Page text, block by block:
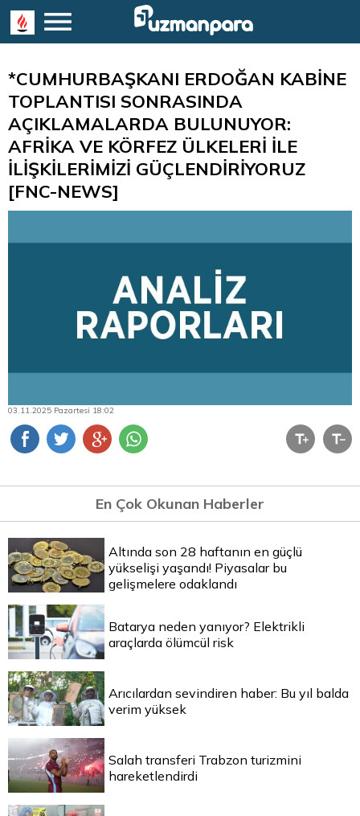
*CUMHURBAŞKANI ERDOĞAN KABİNE
TOPLANTISI SONRASINDA
AÇIKLAMALARDA BULUNUYOR:
AFRİKA VE KÖRFEZ ÜLKELERİ İLE
İLİŞKİLERİMİZİ GÜÇLENDİRİYORUZ
[FNC-NEWS]
03.11.2025 Pazartesi 18:02
En Çok Okunan Haberler
Altında son 28 haftanın en güçlü
yükselişi yaşandı! Piyasalar bu
gelişmelere odaklandı
Batarya neden yanıyor? Elektrikli
araçlarda ölümcül risk
Arıcılardan sevindiren haber: Bu yıl balda
verim yüksek
Salah transferi Trabzon turizmini
hareketlendirdi